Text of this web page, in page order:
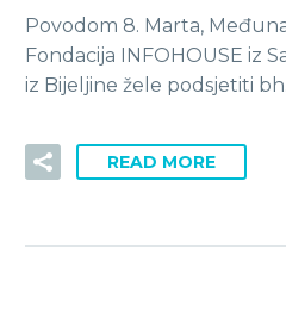
Povodom 8. Marta,
Fondacija INFOHOUSE iz
iz Bijeljine žele podsjetiti
READ MORE